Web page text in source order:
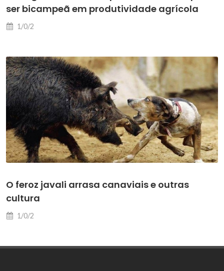
ser bicampeã em produtividade agrícola
1/0/2
O feroz javali arrasa canaviais e outras
cultura
1/0/2